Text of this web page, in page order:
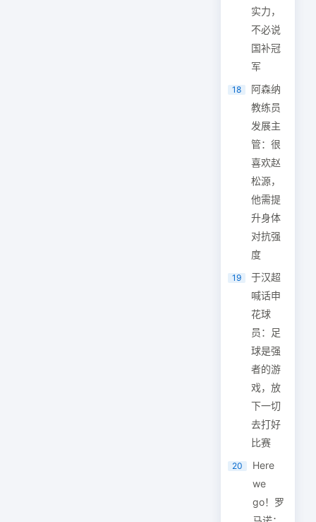
实力，
不必说
国补冠
军
18
阿森纳
教练员
发展主
管：很
喜欢赵
松源，
他需提
升身体
对抗强
度
19
于汉超
喊话申
花球
员：足
球是强
者的游
戏，放
下一切
去打好
比赛
20
Here
we
go！罗